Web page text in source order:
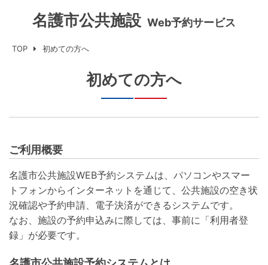
名護市公共施設 Web予約サービス
TOP 初めての方へ
初めての方へ
ご利用概要
名護市公共施設WEB予約システムは、パソコンやスマー
トフォンからインターネットを通じて、公共施設の空き状
況確認や予約申請、電子決済ができるシステムです。
なお、施設の予約申込みに際しては、事前に「利用者登
録」が必要です。